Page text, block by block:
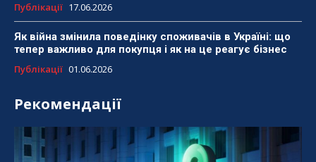
Публікації 17.06.2026
Як війна змінила поведінку споживачів в Україні: що
тепер важливо для покупця і як на це реагує бізнес
Публікації 01.06.2026
Рекомендації